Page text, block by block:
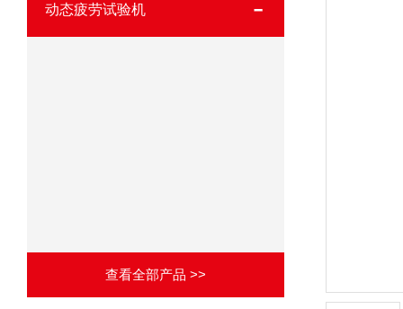
动态疲劳试验机
查看全部产品 >>